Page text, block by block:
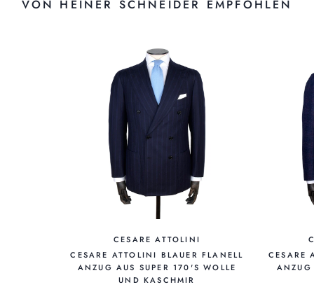
VON HEINER SCHNEIDER EMPFOHLEN
CESARE ATTOLINI
CESARE ATTOLINI BLAUER FLANELL
ANZUG AUS SUPER 170'S WOLLE
UND KASCHMIR
CESARE
ANZUG